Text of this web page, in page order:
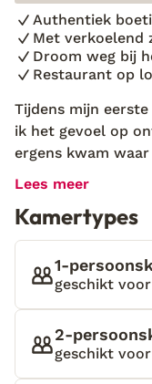
Authentiek
Met verkoelend
Droom weg bij
Restaurant op
Tijdens mijn
ik het gevoel op
ergens kwam
Hier kom je op
droge kustgebied
de bergen. Het is
trots zijn op hun
palmbomen,
bloemen is het er
kleine paradijs,
sinaasappels,
Finca Las
Lees meer
Kamertypes
1-
geschikt
2-
geschikt